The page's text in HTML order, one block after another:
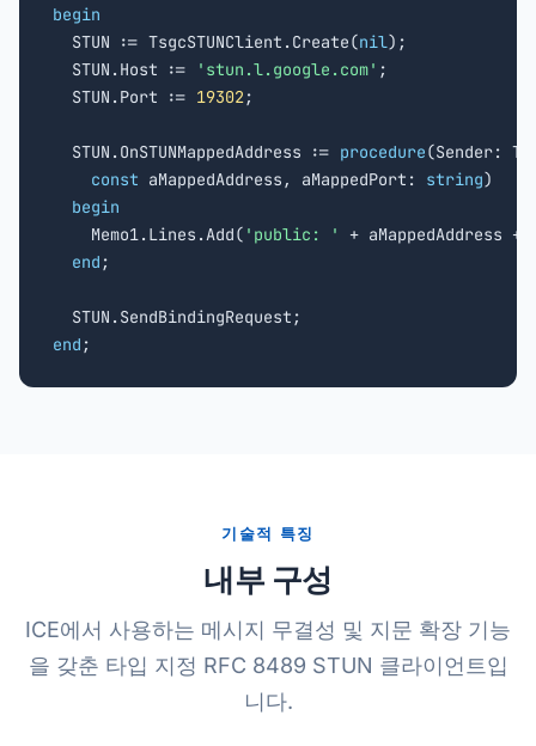
begin
STUN := TsgcSTUNClient.Create(nil);
  STUN.Host :=
'stun.l.google.com' ;
  STUN.Port :=
19302;
  STUN.OnSTUNMappedAddress :=
procedure(Sender:
const aMappedAddress, aMappedPort: string)
begin
    Memo1.Lines.Add(
'public: ' + aMappedAddress +
end ;
end ;
기술적 특징
내부 구성
ICE에서 사용하는 메시지 무결성 및 지문 확장 기능
을 갖춘 타입 지정 RFC 8489 STUN 클라이언트입
니다.